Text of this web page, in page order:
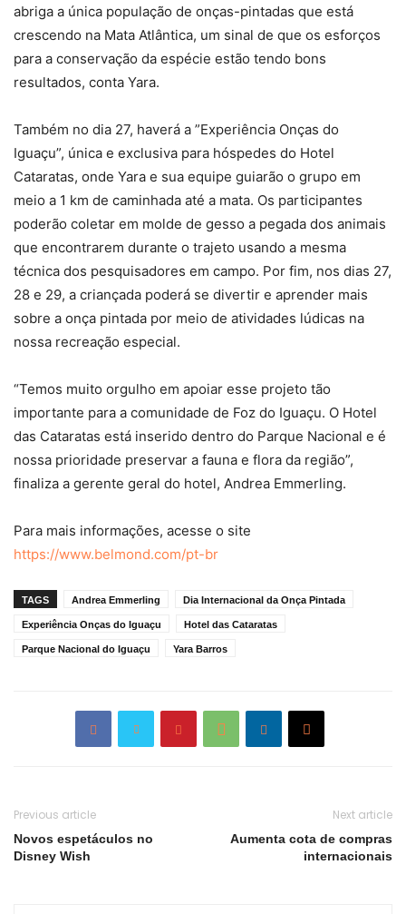
abriga a única população de onças-pintadas que está
crescendo na Mata Atlântica, um sinal de que os esforços
para a conservação da espécie estão tendo bons
resultados, conta Yara.
Também no dia 27, haverá a ”Experiência Onças do
Iguaçu”, única e exclusiva para hóspedes do Hotel
Cataratas, onde Yara e sua equipe guiarão o grupo em
meio a 1 km de caminhada até a mata. Os participantes
poderão coletar em molde de gesso a pegada dos animais
que encontrarem durante o trajeto usando a mesma
técnica dos pesquisadores em campo. Por fim, nos dias 27,
28 e 29, a criançada poderá se divertir e aprender mais
sobre a onça pintada por meio de atividades lúdicas na
nossa recreação especial.
“Temos muito orgulho em apoiar esse projeto tão
importante para a comunidade de Foz do Iguaçu. O Hotel
das Cataratas está inserido dentro do Parque Nacional e é
nossa prioridade preservar a fauna e flora da região”,
finaliza a gerente geral do hotel, Andrea Emmerling.
Para mais informações, acesse o site
https://www.belmond.com/pt-br
TAGS Andrea Emmerling Dia Internacional da Onça Pintada
Experiência Onças do Iguaçu Hotel das Cataratas
Parque Nacional do Iguaçu Yara Barros
Previous article
Novos espetáculos no
Disney Wish
Next article
Aumenta cota de compras
internacionais